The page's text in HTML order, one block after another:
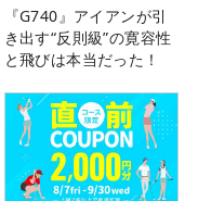
『G740』アイアンが引
き出す“反則級”の寛容性
と飛びは本当だった！